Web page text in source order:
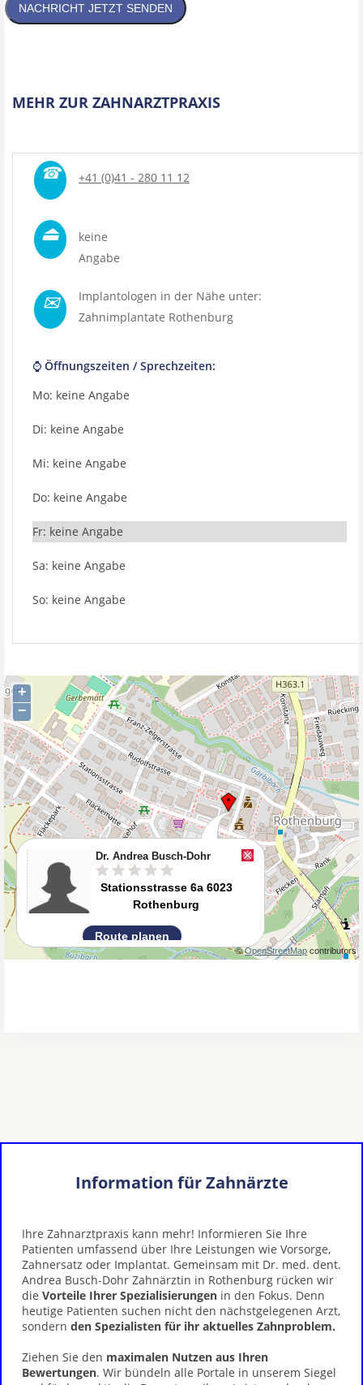
NACHRICHT JETZT SENDEN
MEHR ZUR ZAHNARZTPRAXIS
☎ +41 (0)41 - 280 11 12
⏏
keine
Angabe
✉
Implantologen in der Nähe unter:
Zahnimplantate Rothenburg
⌚ Öffnungszeiten / Sprechzeiten:
Mo: keine Angabe
Di: keine Angabe
Mi: keine Angabe
Do: keine Angabe
Fr: keine Angabe
Sa: keine Angabe
So: keine Angabe
Information für Zahnärzte
Ihre Zahnarztpraxis kann mehr! Informieren Sie Ihre
Patienten umfassend über Ihre Leistungen wie Vorsorge,
Zahnersatz oder Implantat. Gemeinsam mit Dr. med. dent.
Andrea Busch-Dohr Zahnärztin in Rothenburg rücken wir
die Vorteile Ihrer Spezialisierungen in den Fokus. Denn
heutige Patienten suchen nicht den nächstgelegenen Arzt,
sondern den Spezialisten für ihr aktuelles Zahnproblem.
Ziehen Sie den maximalen Nutzen aus Ihren
Bewertungen. Wir bündeln alle Portale in unserem Siegel